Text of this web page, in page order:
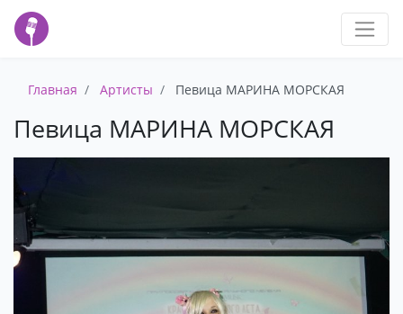
Главная Артисты Певица МАРИНА МОРСКАЯ
Певица МАРИНА МОРСКАЯ